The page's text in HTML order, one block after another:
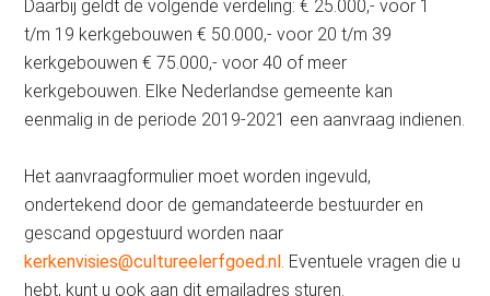
Daarbij geldt de volgende verdeling: € 25.000,- voor 1
t/m 19 kerkgebouwen € 50.000,- voor 20 t/m 39
kerkgebouwen € 75.000,- voor 40 of meer
kerkgebouwen. Elke Nederlandse gemeente kan
eenmalig in de periode 2019-2021 een aanvraag indienen.
Het aanvraagformulier moet worden ingevuld,
ondertekend door de gemandateerde bestuurder en
gescand opgestuurd worden naar
kerkenvisies@cultureelerfgoed.nl. Eventuele vragen die u
hebt, kunt u ook aan dit emailadres sturen.